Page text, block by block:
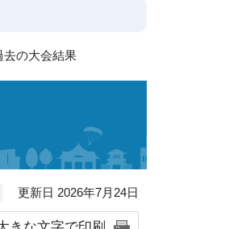
去の大会結果
更新日 2026年7月24日